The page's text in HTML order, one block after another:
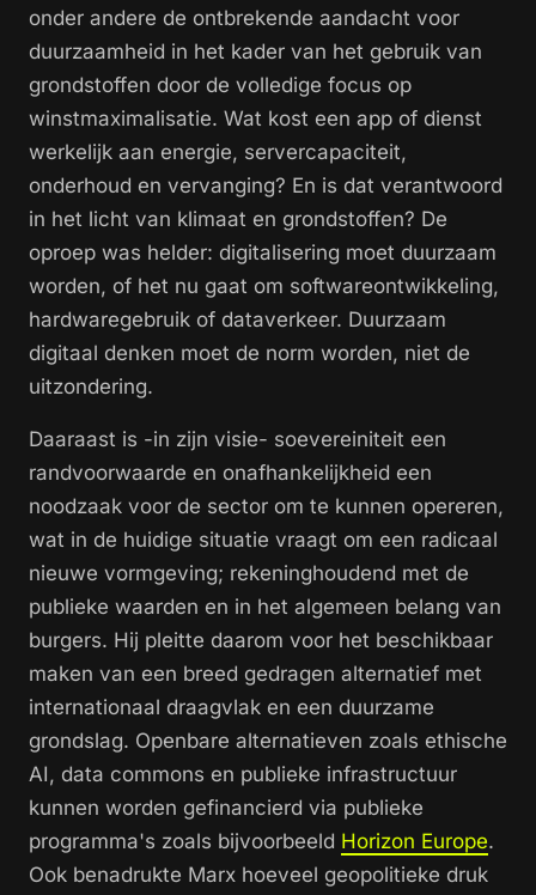
onder andere de ontbrekende aandacht voor
duurzaamheid in het kader van het gebruik van
grondstoffen door de volledige focus op
winstmaximalisatie. Wat kost een app of dienst
werkelijk aan energie, servercapaciteit,
onderhoud en vervanging? En is dat verantwoord
in het licht van klimaat en grondstoffen? De
oproep was helder: digitalisering moet duurzaam
worden, of het nu gaat om softwareontwikkeling,
hardwaregebruik of dataverkeer. Duurzaam
digitaal denken moet de norm worden, niet de
uitzondering.
Daaraast is -in zijn visie- soevereiniteit een
randvoorwaarde en onafhankelijkheid een
noodzaak voor de sector om te kunnen opereren,
wat in de huidige situatie vraagt om een radicaal
nieuwe vormgeving; rekeninghoudend met de
publieke waarden en in het algemeen belang van
burgers. Hij pleitte daarom voor het beschikbaar
maken van een breed gedragen alternatief met
internationaal draagvlak en een duurzame
grondslag. Openbare alternatieven zoals ethische
AI, data commons en publieke infrastructuur
kunnen worden gefinancierd via publieke
programma's zoals bijvoorbeeld Horizon Europe.
Ook benadrukte Marx hoeveel geopolitieke druk